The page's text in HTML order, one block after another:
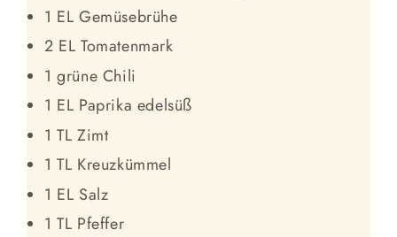
1 EL Gemüsebrühe
2 EL Tomatenmark
1 grüne Chili
1 EL Paprika edelsüß
1 TL Zimt
1 TL Kreuzkümmel
1 EL Salz
1 TL Pfeffer